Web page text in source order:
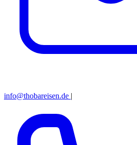
info@thobareisen.de |